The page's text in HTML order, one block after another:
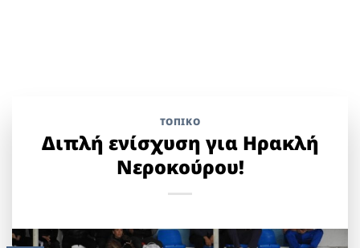
ΤΟΠΙΚΌ
Διπλή ενίσχυση για Ηρακλή
Νεροκούρου!